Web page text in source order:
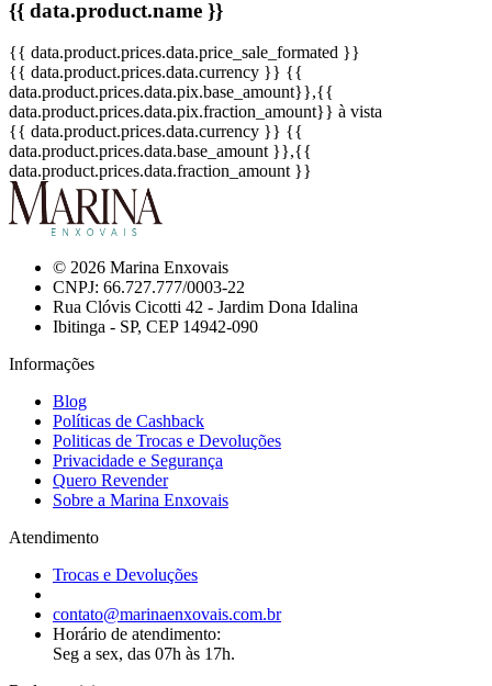
{{ data.product.name }}
{{ data.product.prices.data.price_sale_formated }}
{{ data.product.prices.data.currency }} {{
data.product.prices.data.pix.base_amount}},{{
data.product.prices.data.pix.fraction_amount}} à vista
{{ data.product.prices.data.currency }} {{
data.product.prices.data.base_amount }},{{
data.product.prices.data.fraction_amount }}
© 2026 Marina Enxovais
CNPJ: 66.727.777/0003-22
Rua Clóvis Cicotti 42 - Jardim Dona Idalina
Ibitinga - SP, CEP 14942-090
Informações
Blog
Políticas de Cashback
Politicas de Trocas e Devoluções
Privacidade e Segurança
Quero Revender
Sobre a Marina Enxovais
Atendimento
Trocas e Devoluções
contato@marinaenxovais.com.br
Horário de atendimento:
Seg a sex, das 07h às 17h.